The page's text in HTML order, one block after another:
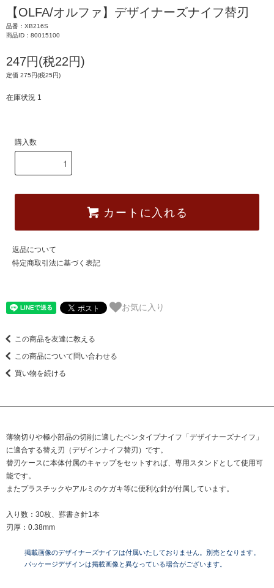
【OLFA/オルファ】デザイナーズナイフ替刃
品番：XB216S
商品ID：80015100
247円(税22円)
定価 275円(税25円)
在庫状況 1
購入数
カートに入れる
返品について
特定商取引法に基づく表記
お気に入り
この商品を友達に教える
この商品について問い合わせる
買い物を続ける
薄物切りや極小部品の切削に適したペンタイプナイフ「デザイナーズナイフ」
に適合する替え刃（デザインナイフ替刃）です。
替刃ケースに本体付属のキャップをセットすれば、専用スタンドとして使用可
能です。
またプラスチックやアルミのケガキ等に便利な針が付属しています。
入り数：30枚、罫書き針1本
刃厚：0.38mm
掲載画像のデザイナーズナイフは付属いたしておりません。別売となります。
パッケージデザインは掲載画像と異なっている場合がございます。